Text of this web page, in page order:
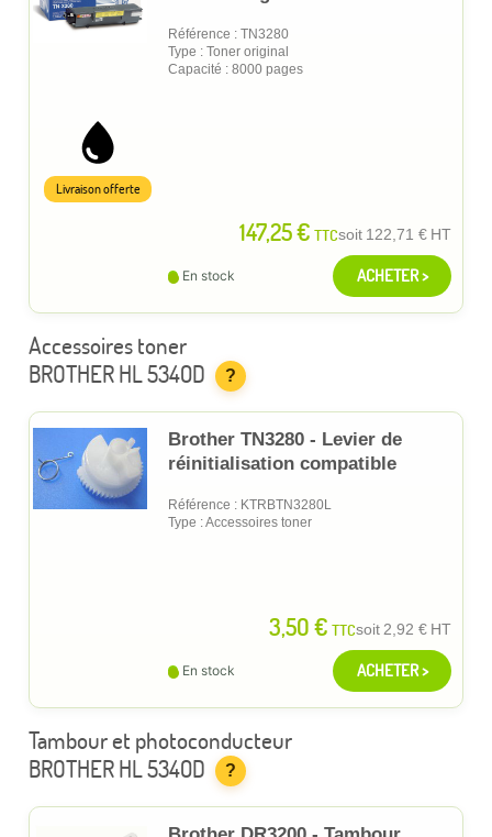
Référence : TN3280
Type : Toner original
Capacité : 8000 pages
147,25 € TTCsoit 122,71 € HT
Livraison offerte
En stock ACHETER >
Accessoires toner
BROTHER HL 5340D
?
Brother TN3280 - Levier de
réinitialisation compatible
Référence : KTRBTN3280L
Type : Accessoires toner
3,50 € TTCsoit2,92 € HT
En stock ACHETER >
Tambour et photoconducteur
BROTHER HL 5340D
?